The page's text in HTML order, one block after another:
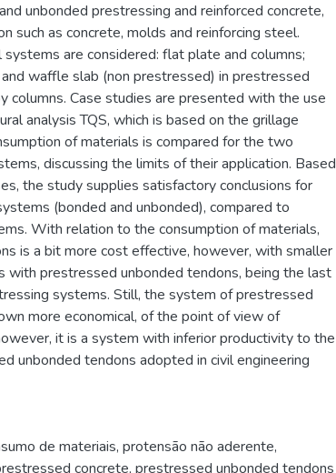
unbonded prestressing and reinforced concrete,
such as concrete, molds and reinforcing steel.
are considered: flat plate and columns;
waffle slab (non prestressed) in prestressed
columns. Case studies are presented with the use
analysis TQS, which is based on the grillage
of materials is compared for the two
discussing the limits of their application. Based
the study supplies satisfactory conclusions for
(bonded and unbonded), compared to
With relation to the consumption of materials,
is a bit more cost effective, however, with smaller
with prestressed unbonded tendons, being the last
systems. Still, the system of prestressed
more economical, of the point of view of
it is a system with inferior productivity to the
unbonded tendons adopted in civil engineering
de materiais, protensão não aderente,
concrete, prestressed unbonded tendons